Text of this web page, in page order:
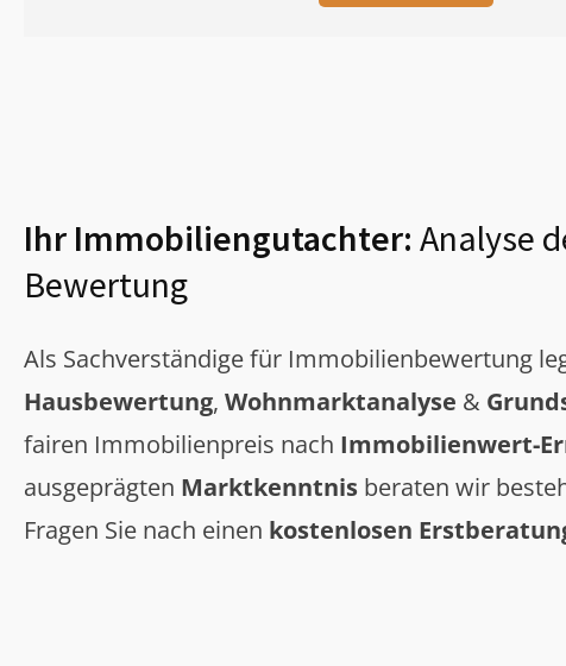
Ihr Immobiliengutachter: Analyse
Bewertung
Als Sachverständige für Immobilienbewertung
Hausbewertung, Wohnmarktanalyse &
fairen Immobilienpreis nach Immobilienwert-
ausgeprägten Marktkenntnis beraten wir
Fragen Sie nach einen kostenlosen